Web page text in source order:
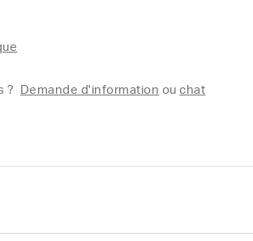
? Demande d'information ouchat